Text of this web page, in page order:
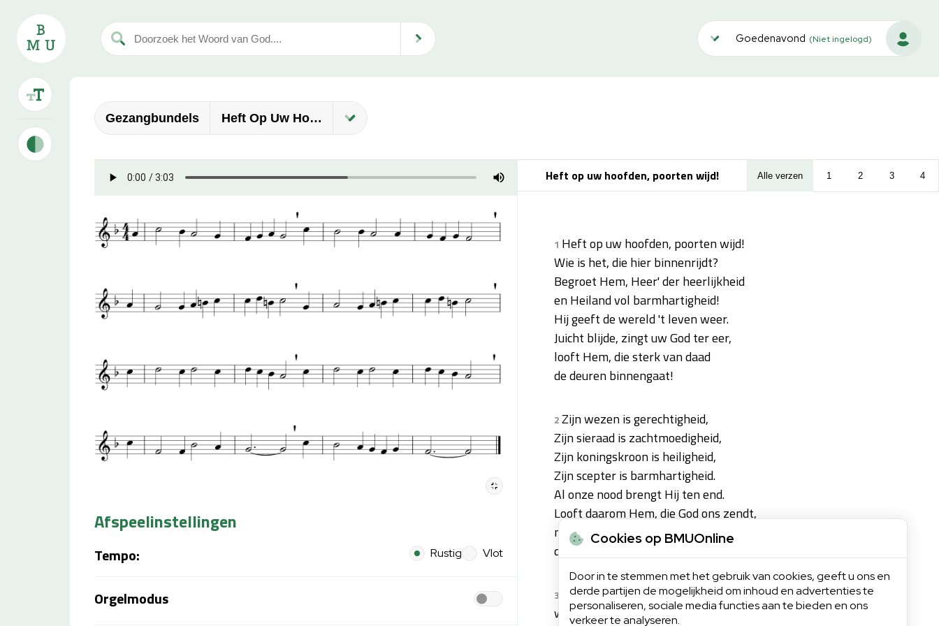
Goedenavond (Niet ingelogd)
Gezangbundels Heft Op Uw Hoofden, Poorten Wijd!
Afspeelinstellingen
Tempo: Rustig Vlot
Orgelmodus
Heft op uw hoofden, poorten wijd! Alle verzen 1 2 3 4
1 Heft op uw hoofden, poorten wijd!
Wie is het, die hier binnenrijdt?
Begroet Hem, Heer' der heerlijkheid
en Heiland vol barmhartigheid!
Hij geeft de wereld 't leven weer.
Juicht blijde, zingt uw God ter eer,
looft Hem, die sterk van daad
de deuren binnengaat!
2Zijn wezen is gerechtigheid,
Zijn sieraad is zachtmoedigheid,
Zijn koningskroon is heiligheid,
Zijn scepter is barmhartigheid.
Al onze nood brengt Hij ten end.
Looft daarom Hem, die God ons zendt,
nu Christus, groot van daad,
de poorten binnengaat.
3
Gezegend was het land, de stad,
waar deze Koning binnentrad.
Cookies op BMUOnline
Door in te stemmen met het gebruik van cookies, geeft u ons en
derde partijen de mogelijkheid om inhoud en advertenties te
personaliseren, sociale media functies aan te bieden en ons
verkeer te analyseren.